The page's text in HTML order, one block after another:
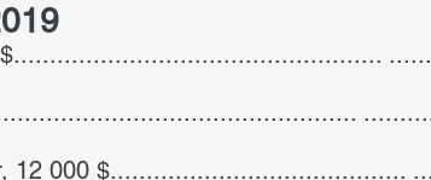
12 000 $.........................................